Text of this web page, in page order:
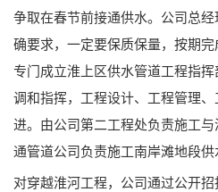
争取在春节前接通供水。公司总
确要求，一定要保质保量，按期
专门成立淮上区供水管道工程指
调和指挥，工程设计、工程管理
进。由公司第二工程处负责施工
通管道公司负责施工南岸滩地段供
对穿越淮河工程，公司通过公开